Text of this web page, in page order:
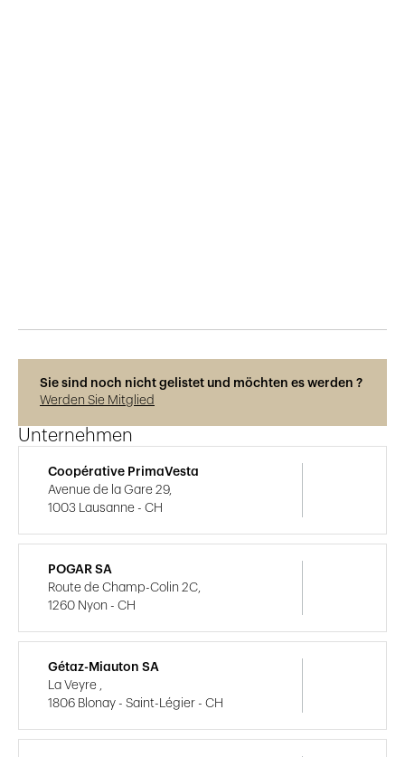
Sie sind noch nicht gelistet und möchten es werden ?
Werden Sie Mitglied
Unternehmen
Coopérative PrimaVesta
Avenue de la Gare 29,
1003 Lausanne - CH
POGAR SA
Route de Champ-Colin 2C,
1260 Nyon - CH
Gétaz-Miauton SA
La Veyre ,
1806 Blonay - Saint-Légier - CH